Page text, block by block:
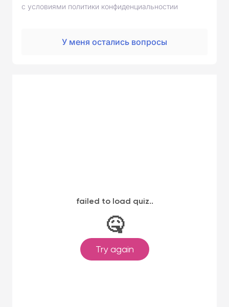
с условиями политики конфиденциальностии
У меня остались вопросы